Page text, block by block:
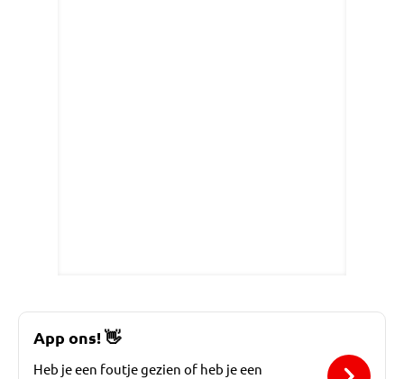
App ons!👋
Heb je een foutje gezien of heb je een